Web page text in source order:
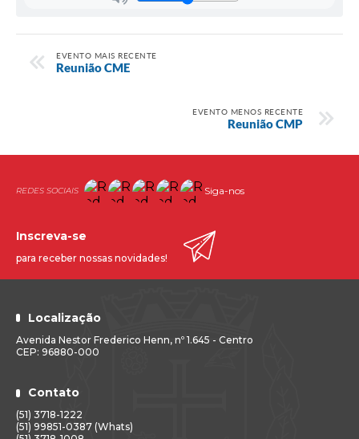
EVENTO MAIS RECENTE
Reunião CME
EVENTO MENOS RECENTE
Reunião CMP
Siga-nos
Localização
Avenida Nestor Frederico Henn, nº 1.645 - Centro
CEP: 96880-000
Contato
(51) 3718-1222
(51) 99851-0387 (Whats)
Inscreva-se
para receber nossas novidades!